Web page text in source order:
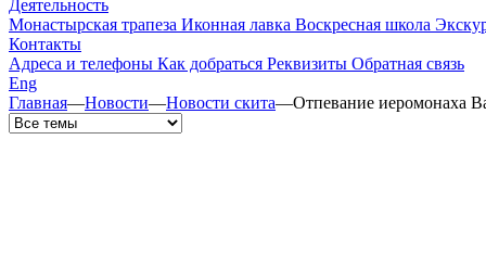
Деятельность
Монастырская трапеза Иконная лавка Воскресная школа
Контакты
Адреса и телефоны Как добраться Реквизиты Обратная связь
Eng
Главная—Новости—Новости скита—Отпевание иеромонаха